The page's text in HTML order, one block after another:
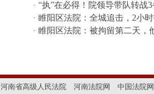
· “执”在必得！院领导带队转战
· 睢阳区法院：全城追击，2小
· 睢阳区法院：被拘留第二天
河南省高级人民法院 河南法院网
中国法院网